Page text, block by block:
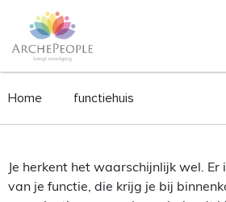
Home functiehuis
Je herkent het waarschijnlijk wel. Er
van je functie, die krijg je bij